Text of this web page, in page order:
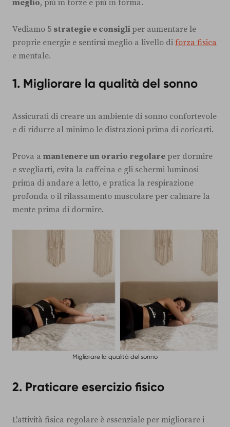
meglio, più in forze e più in forma.
Vediamo 5 strategie e consigli per aumentare le
proprie energie e sentirsi meglio a livello di forza fisica
e mentale.
1. Migliorare la qualità del sonno
Assicurati di creare un ambiente di sonno confortevole
e di ridurre al minimo le distrazioni prima di coricarti.
Prova a mantenere un orario regolare per dormire
e svegliarti, evita la caffeina e gli schermi luminosi
prima di andare a letto, e pratica la respirazione
profonda o il rilassamento muscolare per calmare la
mente prima di dormire.
Migliorare la qualità del sonno
2. Praticare esercizio fisico
L'attività fisica regolare è essenziale per migliorare i